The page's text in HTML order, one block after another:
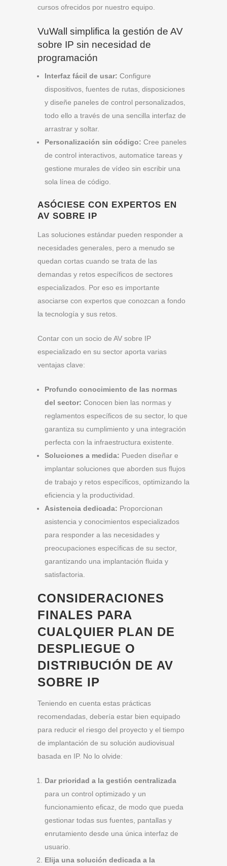
cursos ofrecidos por nuestro equipo.
VuWall simplifica la gestión de AV
sobre IP sin necesidad de
programación
Interfaz fácil de usar: Configure
dispositivos, fuentes de rutas, disposiciones
y diseñe paneles de control personalizados,
todo ello a través de una sencilla interfaz de
arrastrar y soltar.
Personalización sin código: Cree paneles
de control interactivos, automatice tareas y
gestione murales de vídeo sin escribir una
sola línea de código.
ASÓCIESE CON EXPERTOS EN
AV SOBRE IP
Las soluciones estándar pueden responder a
necesidades generales, pero a menudo se
quedan cortas cuando se trata de las
demandas y retos específicos de sectores
especializados. Por eso es importante
asociarse con expertos que conozcan a fondo
la tecnología y sus retos.
Contar con un socio de AV sobre IP
especializado en su sector aporta varias
ventajas clave:
Profundo conocimiento de las normas
del sector: Conocen bien las normas y
reglamentos específicos de su sector, lo que
garantiza su cumplimiento y una integración
perfecta con la infraestructura existente.
Soluciones a medida: Pueden diseñar e
implantar soluciones que aborden sus flujos
de trabajo y retos específicos, optimizando la
eficiencia y la productividad.
Asistencia dedicada: Proporcionan
asistencia y conocimientos especializados
para responder a las necesidades y
preocupaciones específicas de su sector,
garantizando una implantación fluida y
satisfactoria.
CONSIDERACIONES
FINALES PARA
CUALQUIER PLAN DE
DESPLIEGUE O
DISTRIBUCIÓN DE AV
SOBRE IP
Teniendo en cuenta estas prácticas
recomendadas, debería estar bien equipado
para reducir el riesgo del proyecto y el tiempo
de implantación de su solución audiovisual
basada en IP. No lo olvide:
Dar prioridad a la gestión centralizada
para un control optimizado y un
funcionamiento eficaz, de modo que pueda
gestionar todas sus fuentes, pantallas y
enrutamiento desde una única interfaz de
usuario.
Elija una solución dedicada a la